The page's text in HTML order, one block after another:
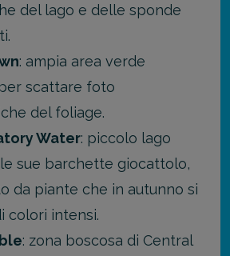
del lago e delle sponde
: ampia area verde
scattare foto
del foliage.
Water: piccolo lago
sue barchette giocattolo,
da piante che in autunno si
colori intensi.
: zona boscosa di Central